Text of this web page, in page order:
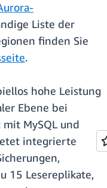
Liste der
finden Sie
.
hohe Leistung
Ebene bei
MySQL und
integrierte
15 Lesereplikate,